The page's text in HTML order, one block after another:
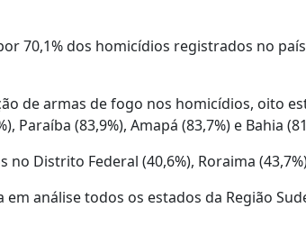
70,1% dos homicídios registrados no
de armas de fogo nos homicídios, oito
Paraíba (83,9%), Amapá (83,7%) e Bahia
Distrito Federal (40,6%), Roraima
análise todos os estados da Região